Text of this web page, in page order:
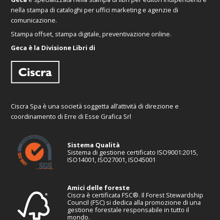
nella stampa di cataloghi per uffici marketing e agenzie di
comunicazione.
Stampa offset, stampa digitale, preventivazione online.
Geca è la Divisione Libri di
Ciscra Spa è una società soggetta all’attività di direzione e
coordinamento di Erre di Esse Grafica Srl
Sistema Qualità
Sistema di gestione certificato ISO9001:2015,
ISO14001, ISO27001, ISO45001
Amici delle foreste
Ciscra è certificata FSC®. Il Forest Stewardship
Council (FSC) si dedica alla promozione di una
gestione forestale responsabile in tutto il
mondo.